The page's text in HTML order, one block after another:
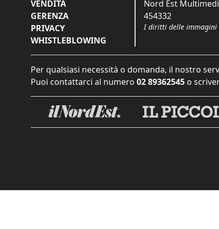
VENDITA
GERENZA
PRIVACY
WHISTLEBLOWING
Nord Est
454332
I diritti delle immagini
Per qualsiasi necessità o domanda, il nostro
Puoi contattarci al numero 02 89362545 o